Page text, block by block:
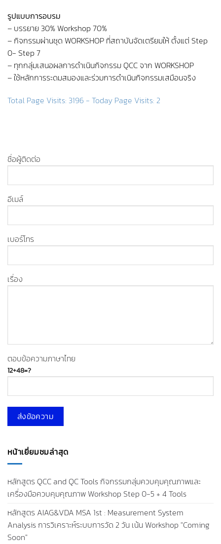
รูปแบบการอบรม
– บรรยาย 30% Workshop 70%
– กิจกรรมผ่านชุด WORKSHOP ที่สถาบันจัดเตรียมให้ ตั้งแต่ Step
0- Step 7
– ทุกกลุ่มเสนอผลการดำเนินกิจกรรม QCC จาก WORKSHOP
– ใช้หลักการระดมสมองและร่วมการดำเนินกิจกรรมเสมือนจริง
Total Page Visits: 3196 - Today Page Visits: 2
ชื่อผู้ติดต่อ
อีเมล์
เบอร์โทร
เรื่อง
ตอบข้อความภาษาไทย
12+48=?
หน้าเยี่ยมชมล่าสุด
หลักสูตร QCC and QC Tools กิจกรรมกลุ่มควบคุมคุณภาพและ
เครื่องมือควบคุมคุณภาพ Workshop Step 0-5 + 4 Tools
หลักสูตร AIAG&VDA MSA 1st : Measurement System
Analysis การวิเคราะห์ระบบการวัด 2 วัน เน้น Workshop "Coming
Soon"